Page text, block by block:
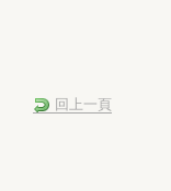
回上一頁